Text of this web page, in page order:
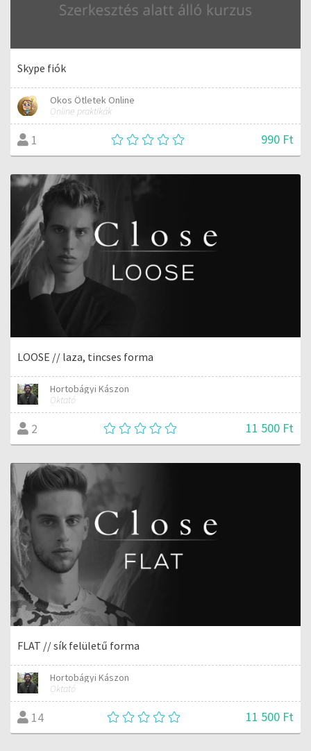
Skype fiók
Okos Ötletek Online
Online praktikák
1 990 Ft
LOOSE // laza, tincses forma
Hortobágyi Kászon
Oktató
2 11 500 Ft
FLAT // sík felületű forma
Hortobágyi Kászon
Oktató
14 11 500 Ft